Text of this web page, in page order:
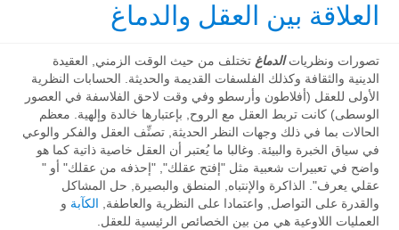
العلاقة بين العقل والدماغ
تصورات ونظرياتالدماغ تختلف من حيث الوقت الزمني, العقيدة
الدينية والثقافة وكذلك الفلسفات القديمة والحديثة. الحسابات النظرية
الأولى للعقل (أفلاطون وأرسطو وفي وقت لاحق الفلاسفة في العصور
الوسطى) كانت تربط العقل مع الروح, بإعتبارها خالدة وإلهية. معظم
الحالات بما في ذلك وجهات النظر الحديثة, تصنِّف العقل والفكر والوعي
في سياق الخبرة والبيئة. وغالبا ما يُعتبر أن العقل خاصية ذاتية كما هو
واضح في تعبيرات شعبية مثل "إفتح عقلك", "إحذفه من عقلك" أو "
عقلي يعرف". الذاكرة والإنتباه, المنطق والبصيرة, حل المشاكل
والقدرة على التواصل, واعتمادا على النظرية والعاطفة, الكآبة و
العمليات اللاوعية هي من بين الخصائص الرئيسية للعقل.